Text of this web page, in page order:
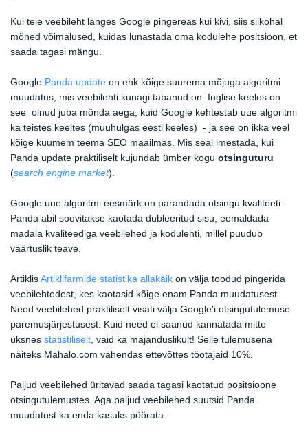
Kui teie veebileht langes Google pingereas kui kivi, siis siikohal
mõned võimalused, kuidas lunastada oma kodulehe positsioon, et
saada tagasi mängu.
Google Panda update on ehk kõige suurema mõjuga algoritmi
muudatus, mis veebilehti kunagi tabanud on. Inglise keeles on
see olnud juba mõnda aega, kuid Google kehtestab uue algoritmi
ka teistes keeltes (muuhulgas eesti keeles) - ja see on ikka veel
kõige kuumem teema SEO maailmas. Mis seal imestada, kui
Panda update praktiliselt kujundab ümber kogu otsinguturu
(search engine market).
Google uue algoritmi eesmärk on parandada otsingu kvaliteeti -
Panda abil soovitakse kaotada dubleeritud sisu, eemaldada
madala kvaliteediga veebilehed ja kodulehti, millel puudub
väärtuslik teave.
ArtiklisArtiklifarmide statistika allakäik on välja toodud pingerida
veebilehtedest, kes kaotasid kõige enam Panda muudatusest.
Need veebilehed praktiliselt visati välja Google'i otsingutulemuse
paremusjärjestusest. Kuid need ei saanud kannatada mitte
üksnes statistiliselt , vaid ka majanduslikult! Selle tulemusena
näiteks Mahalo.com vähendas ettevõttes töötajaid 10%.
Paljud veebilehed üritavad saada tagasi kaotatud positsioone
otsingutulemustes. Aga paljud veebilehed suutsid Panda
muudatust ka enda kasuks pöörata.